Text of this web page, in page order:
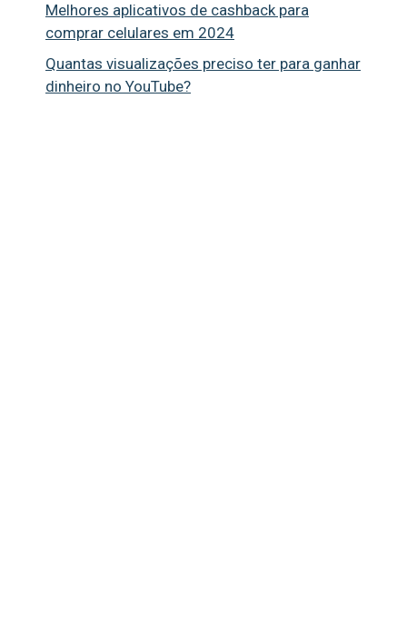
Melhores aplicativos de cashback para
comprar celulares em 2024
Quantas visualizações preciso ter para ganhar
dinheiro no YouTube?